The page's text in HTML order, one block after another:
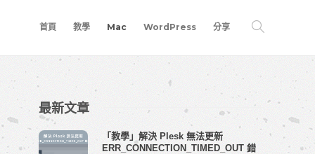
首頁 教學 Mac WordPress 分享
最新文章
「教學」解決 Plesk 無法更新
ERR_CONNECTION_TIMED_OUT 錯